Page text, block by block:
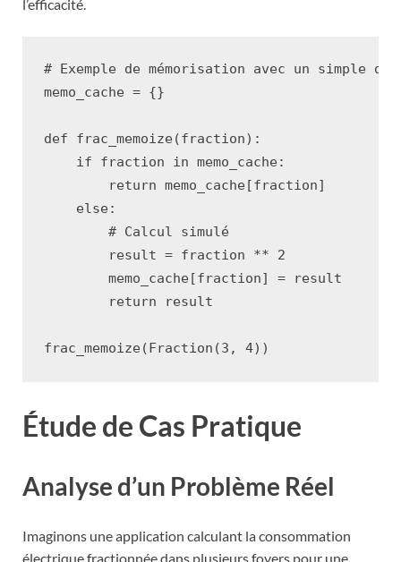
l’efficacité.
# Exemple de mémorisation avec un simple
memo_cache = {}
def frac_memoize (fraction):
if
fraction in memo_cache :
return memo_cache [fraction]
else :
# Calcul simulé
result = fraction **
2
memo_cache [fraction] =
result
return
result
frac_memoize (Fraction (3 , 4))
Étude de Cas Pratique
Analyse d’un Problème Réel
Imaginons une application calculant la consommation
électrique fractionnée dans plusieurs foyers pour une